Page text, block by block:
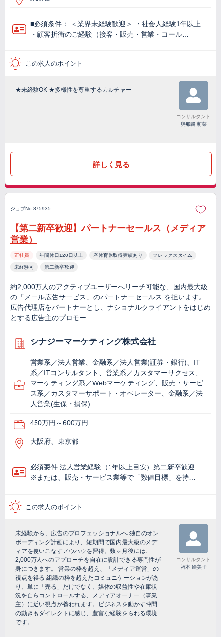
■必須条件： ＜業界未経験歓迎＞ ・社会人経験1年以上
・顧客折衝のご経験（接客・販売・営業・コール…
この求人のポイント
★未経験OK ★多様性を尊重するカルチャー
コンサルタント
與那覇 萌菜
詳しく見る
ジョブNo.875935
【第二新卒歓迎】パートナーセールス（メディア
営業）
正社員 年間休日120日以上 産休育休取得実績あり フレックスタイム
未経験可 第二新卒歓迎
約2,000万人のアクティブユーザーへリーチ可能な、国内最大級
の「メール広告サービス」のパートナーセールス を担います。
広告代理店をパートナーとし、ナショナルクライアントをはじめ
とする広告主のプロモー…
シナジーマーケティング株式会社
営業系／法人営業、金融系／法人営業(証券・銀行)、IT
系／ITコンサルタント、営業系／カスタマーサクセス、
マーケティング系／Webマーケティング、販売・サービ
ス系／カスタマーサポート・オペレーター、金融系／法
人営業(生保・損保)
450万円～600万円
大阪府、東京都
必須要件 法人営業経験（1年以上目安）第二新卒歓迎
※または、販売・サービス業等で「数値目標」を持…
この求人のポイント
未経験から、広告のプロフェッショナルへ 独自のオン
ボーディング計画により、短期間で国内最大級のメデ
ィアを使いこなすノウハウを習得。数ヶ月後には、
2,000万人へのアプローチを自在に設計できる専門性が
身につきます。 営業の枠を超え、「メディア運営」の
視点を得る 組織の枠を超えたコミュニケーションがあ
り、単に「売る」だけでなく、媒体の収益性や在庫状
況を自らコントロールする、メディアオーナー（事業
主）に近い視点が養われます。ビジネスを動かす仲間
の動きもダイレクトに感じ、豊富な経験をられる環境
です。
コンサルタント
福本 絵美子